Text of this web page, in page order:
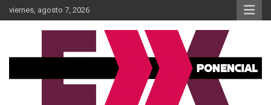
Skip
to
viernes, agosto 7, 2026